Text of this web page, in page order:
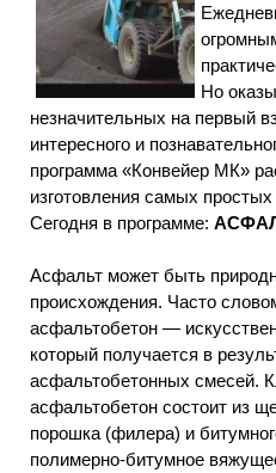
Но
незначительных на первый
интересного и
программа «Конвейер МК»
изготовления самых
Сегодня в программе:
Асфальт может быть
происхождения. Часто
асфальтобетон —
который получается в
асфальтобетонных смесей.
асфальтобетон состоит из
порошка (филера) и
полимерно-битумное